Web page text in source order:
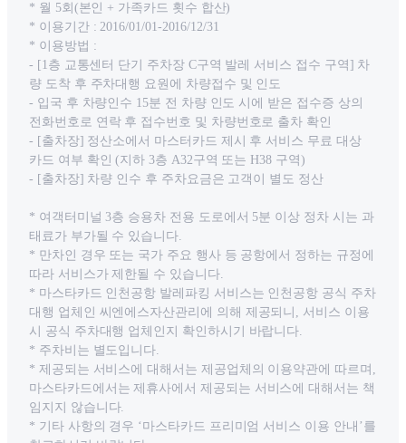
* 월 5회(본인 + 가족카드 횟수 합산)
* 이용기간 : 2016/01/01-2016/12/31
* 이용방법 :
- [1층 교통센터 단기 주차장 C구역 발레 서비스 접수 구역] 차
량 도착 후 주차대행 요원에 차량접수 및 인도
- 입국 후 차량인수 15분 전 차량 인도 시에 받은 접수증 상의
전화번호로 연락 후 접수번호 및 차량번호로 출차 확인
- [출차장] 정산소에서 마스터카드 제시 후 서비스 무료 대상
카드 여부 확인 (지하 3층 A32구역 또는 H38 구역)
- [출차장] 차량 인수 후 주차요금은 고객이 별도 정산
* 여객터미널 3층 승용차 전용 도로에서 5분 이상 정차 시는 과
태료가 부가될 수 있습니다.
* 만차인 경우 또는 국가 주요 행사 등 공항에서 정하는 규정에
따라 서비스가 제한될 수 있습니다.
* 마스타카드 인천공항 발레파킹 서비스는 인천공항 공식 주차
대행 업체인 씨엔에스자산관리에 의해 제공되니, 서비스 이용
시 공식 주차대행 업체인지 확인하시기 바랍니다.
* 주차비는 별도입니다.
* 제공되는 서비스에 대해서는 제공업체의 이용약관에 따르며,
마스타카드에서는 제휴사에서 제공되는 서비스에 대해서는 책
임지지 않습니다.
* 기타 사항의 경우 ‘마스타카드 프리미엄 서비스 이용 안내’를